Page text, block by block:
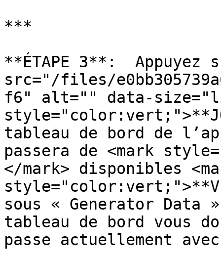
***
**ÉTAPE 3**:  Appuyez
src="/files/
f6" alt="" data-
tableau de bord de
passera de <mark
</mark> disponibles
sous « Generator
tableau de bord vous
passe actuellement